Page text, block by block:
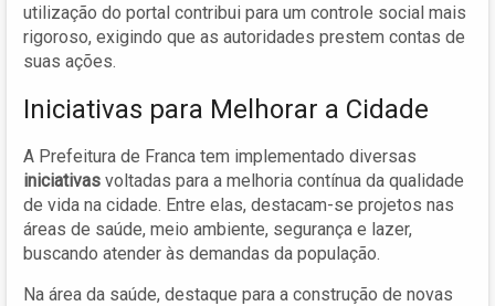
utilização do portal contribui para um controle social mais
rigoroso, exigindo que as autoridades prestem contas de
suas ações.
Iniciativas para Melhorar a Cidade
A Prefeitura de Franca tem implementado diversas
iniciativas voltadas para a melhoria contínua da qualidade
de vida na cidade. Entre elas, destacam-se projetos nas
áreas de saúde, meio ambiente, segurança e lazer,
buscando atender às demandas da população.
Na área da saúde, destaque para a construção de novas